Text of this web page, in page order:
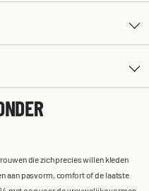
die zich precies willen kleden
aan pasvorm, comfort of de laatste